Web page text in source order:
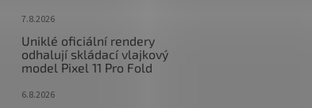
7.8.2026
Uniklé oficiální rendery
odhalují skládací vlajkový
model Pixel 11 Pro Fold
6.8.2026